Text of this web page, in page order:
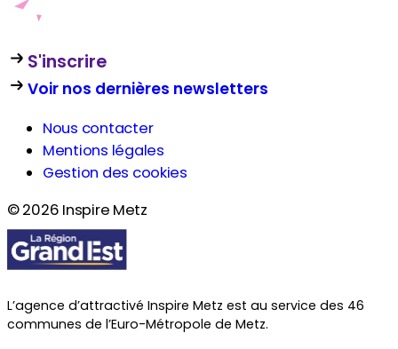
S'inscrire
Voir nos dernières newsletters
Nous contacter
Mentions légales
Gestion des cookies
© 2026 Inspire Metz
L’agence d’attractivé Inspire Metz est au service des 46
communes de l’Euro-Métropole de Metz.